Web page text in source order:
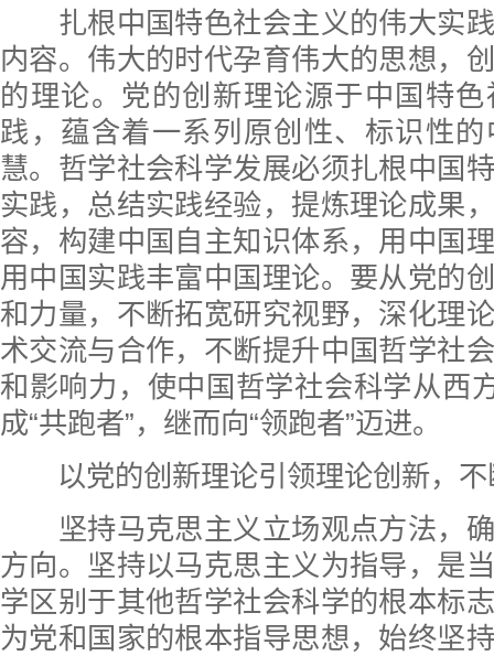
扎根中国特色社会主义的伟大实践
内容。伟大的时代孕育伟大的思想，
的理论。党的创新理论源于中国特
践，蕴含着一系列原创性、标识性
慧。哲学社会科学发展必须扎根中国
实践，总结实践经验，提炼理论成果
容，构建中国自主知识体系，用中国
用中国实践丰富中国理论。要从党的
和力量，不断拓宽研究视野，深化理
术交流与合作，不断提升中国哲学社
和影响力，使中国哲学社会科学从西
成“共跑者”，继而向“领跑者”迈进。
以党的创新理论引领理论创新，不
坚持马克思主义立场观点方法，确
方向。坚持以马克思主义为指导，是
学区别于其他哲学社会科学的根本标
为党和国家的根本指导思想，始终坚